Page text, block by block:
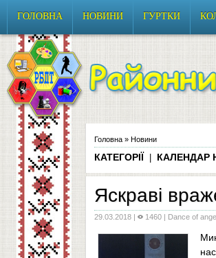
ГОЛОВНА НОВИНИ ГУРТКИ
Головна » Новини
КАТЕГОРІЇ КАЛЕНДАР
Яскраві
29.03.2018 | 1460 | Dance of